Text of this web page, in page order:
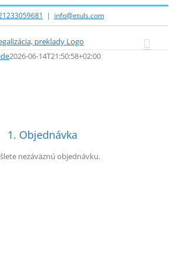
| info@etuls.com
2026-06-14T21:50:58+02:00
1. Objednávka
nezáväznú objednávku.